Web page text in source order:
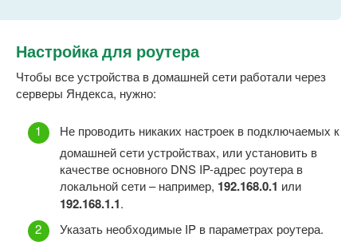
Настройка для роутера
Чтобы все устройства в домашней сети работали через
серверы Яндекса, нужно:
Не проводить никаких настроек в подключаемых к
домашней сети устройствах, или установить в
качестве основного DNS IP-адрес роутера в
локальной сети – например, 192.168.0.1 или
192.168.1.1.
Указать необходимые IP в параметрах роутера.